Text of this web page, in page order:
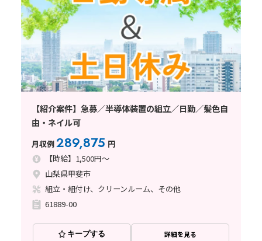
【紹介案件】急募／半導体装置の組立／日勤／髪色自
由・ネイル可
月収例289,875 円
【時給】1,500円～
山梨県甲斐市
組立・組付け、クリーンルーム、その他
61889-00
キープする 詳細を見る